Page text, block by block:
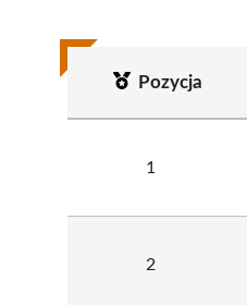
Pozycja
1
2